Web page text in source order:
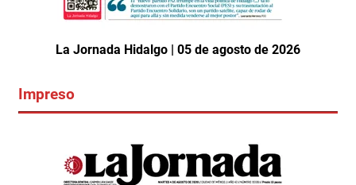
La Jornada Hidalgo | 05 de agosto de 2026
Impreso